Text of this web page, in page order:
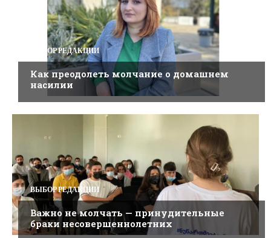
ВЫБОР РЕДАКЦИИ
Как преодолеть молчание о домашнем
насилии
ВЫБОР РЕДАКЦИИ
Важно не молчать — принудительные
браки несовершеннолетних